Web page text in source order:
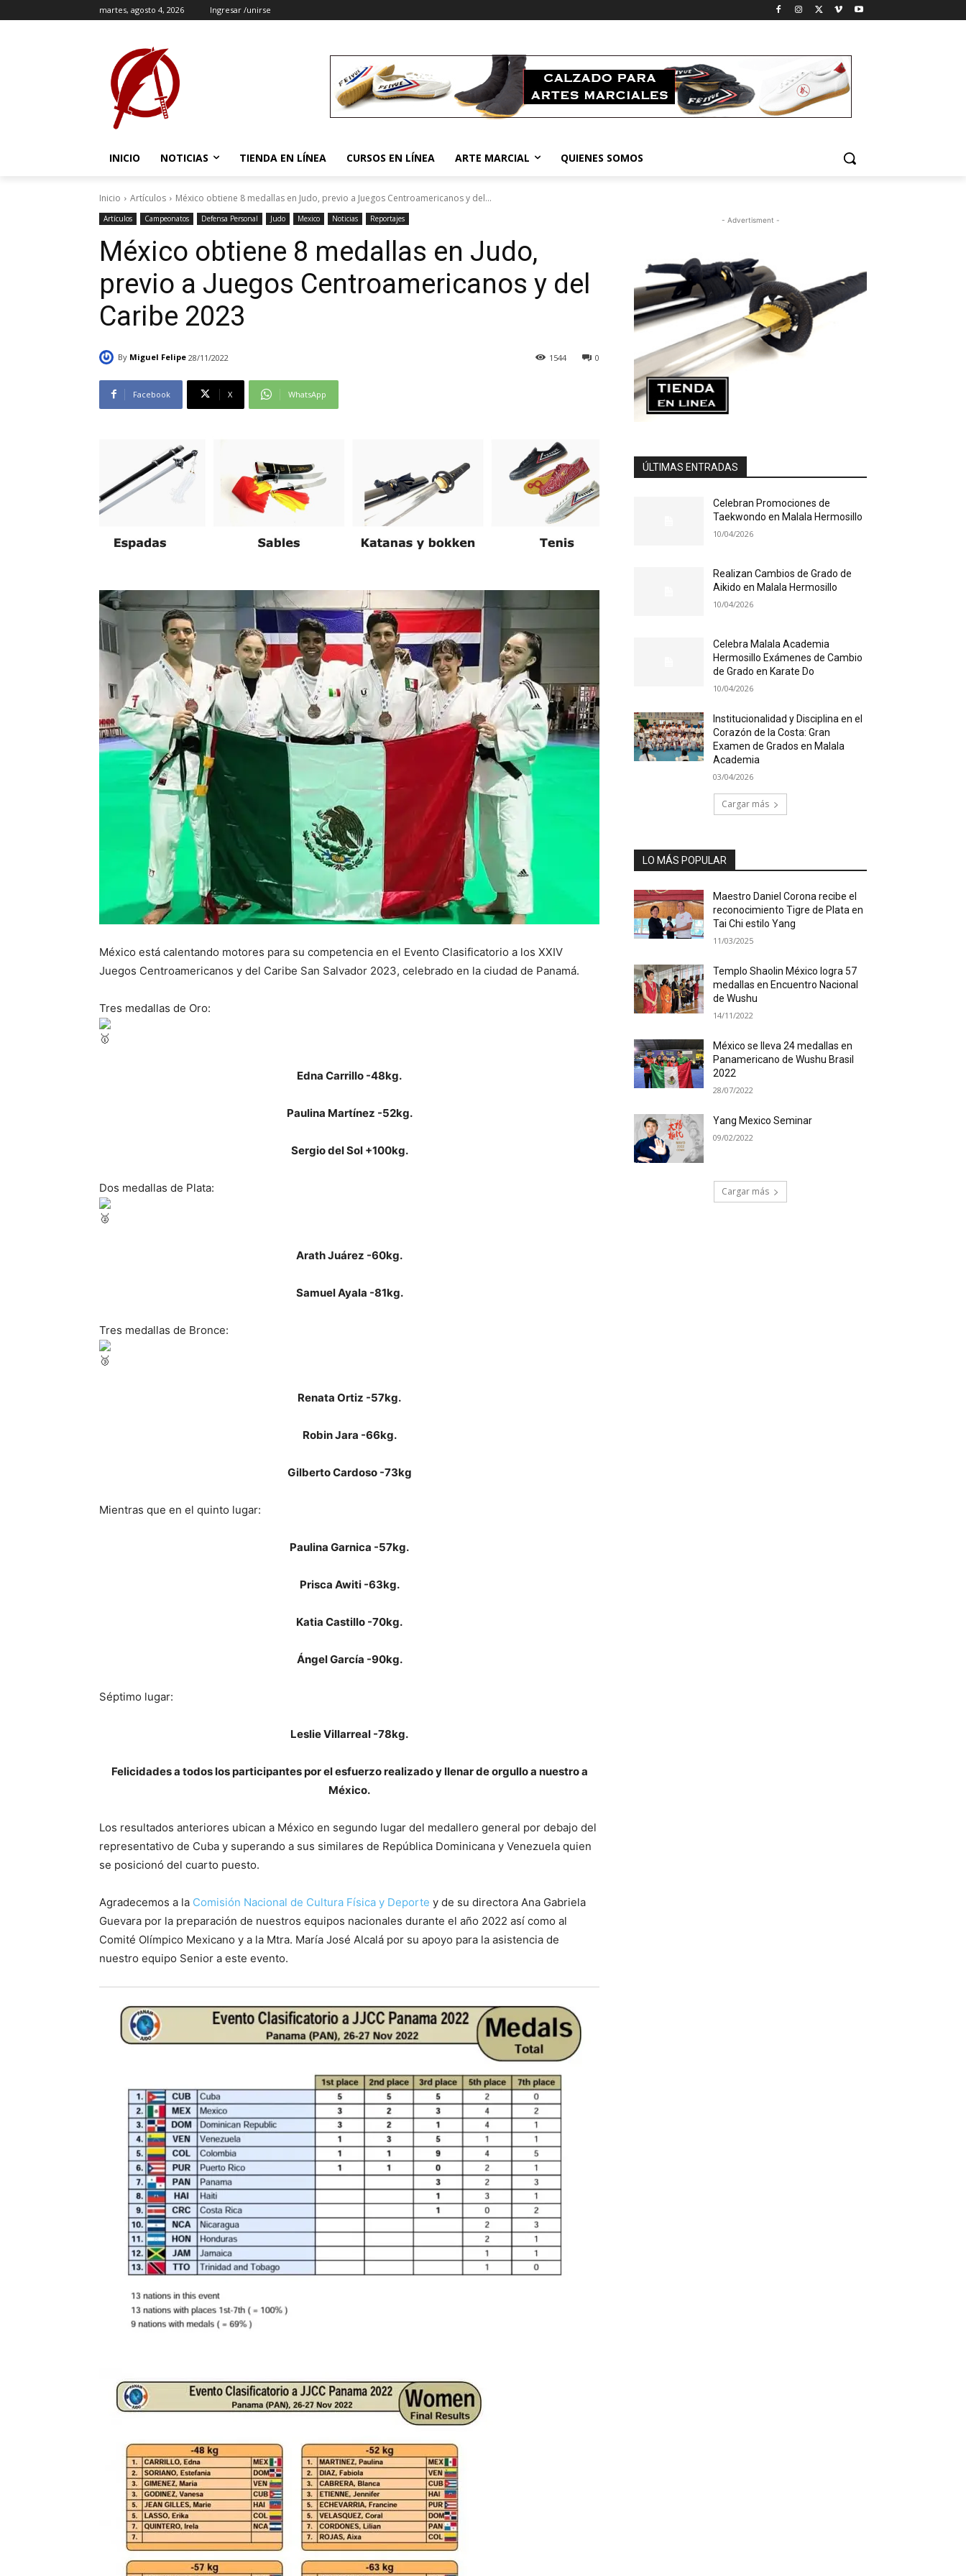
martes, agosto 4, 2026 Ingresar /unirse
INICIO NOTICIAS TIENDA EN LÍNEA CURSOS EN LÍNEA ARTE MARCIAL QUIENES SOMOS
Inicio Artículos México obtiene 8 medallas en Judo, previo a Juegos Centroamericanos y del...
Artículos Campeonatos Defensa Personal Judo Mexico Noticias Reportajes
México obtiene 8 medallas en Judo,
previo a Juegos Centroamericanos y del
Caribe 2023
By Miguel Felipe 28/11/2022 0
1544
Facebook X WhatsApp
México está calentando motores para su competencia en el Evento Clasificatorio a los XXIV
Juegos Centroamericanos y del Caribe San Salvador 2023, celebrado en la ciudad de Panamá.
Tres medallas de Oro:
Edna Carrillo -48kg.
Paulina Martínez -52kg.
Sergio del Sol +100kg.
Dos medallas de Plata:
Arath Juárez -60kg.
Samuel Ayala -81kg.
Tres medallas de Bronce:
Renata Ortiz -57kg.
Robin Jara -66kg.
Gilberto Cardoso -73kg
Mientras que en el quinto lugar:
Paulina Garnica -57kg.
Prisca Awiti -63kg.
Katia Castillo -70kg.
Ángel García -90kg.
Séptimo lugar:
Leslie Villarreal -78kg.
Felicidades a todos los participantes por el esfuerzo realizado y llenar de orgullo a nuestro a
México.
Los resultados anteriores ubican a México en segundo lugar del medallero general por debajo del
representativo de Cuba y superando a sus similares de República Dominicana y Venezuela quien
se posicionó del cuarto puesto.
Agradecemos a la Comisión Nacional de Cultura Física y Deporte y de su directora Ana Gabriela
Guevara por la preparación de nuestros equipos nacionales durante el año 2022 así como al
Comité Olímpico Mexicano y a la Mtra. María José Alcalá por su apoyo para la asistencia de
nuestro equipo Senior a este evento.
- Advertisment -
ÚLTIMAS ENTRADAS
Celebran Promociones de
Taekwondo en Malala Hermosillo
10/04/2026
Realizan Cambios de Grado de
Aikido en Malala Hermosillo
10/04/2026
Celebra Malala Academia
Hermosillo Exámenes de Cambio
de Grado en Karate Do
10/04/2026
Institucionalidad y Disciplina en el
Corazón de la Costa: Gran
Examen de Grados en Malala
Academia
03/04/2026
Cargar más
LO MÁS POPULAR
Maestro Daniel Corona recibe el
reconocimiento Tigre de Plata en
Tai Chi estilo Yang
11/03/2025
Templo Shaolin México logra 57
medallas en Encuentro Nacional
de Wushu
14/11/2022
México se lleva 24 medallas en
Panamericano de Wushu Brasil
2022
28/07/2022
Yang Mexico Seminar
09/02/2022
Cargar más